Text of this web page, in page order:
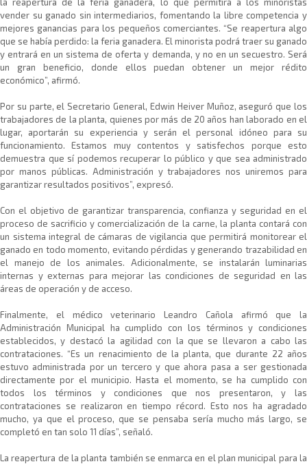
vender su ganado sin intermediarios, fomentando la libre competencia y
mejores ganancias para los pequeños comerciantes. “Se reapertura algo
que se había perdido: la feria ganadera. El minorista podrá traer su ganado
y entrará en un sistema de oferta y demanda, y no en un secuestro. Será
un gran beneficio, donde ellos puedan obtener un mejor rédito
económico”, afirmó.
Por su parte, el Secretario General, Edwin Heiver Muñoz, aseguró que los
trabajadores de la planta, quienes por más de 20 años han laborado en el
lugar, aportarán su experiencia y serán el personal idóneo para su
funcionamiento. Estamos muy contentos y satisfechos porque esto
demuestra que sí podemos recuperar lo público y que sea administrado
por manos públicas. Administración y trabajadores nos uniremos para
garantizar resultados positivos”, expresó.
Con el objetivo de garantizar transparencia, confianza y seguridad en el
proceso de sacrificio y comercialización de la carne, la planta contará con
un sistema integral de cámaras de vigilancia que permitirá monitorear el
ganado en todo momento, evitando pérdidas y generando trazabilidad en
el manejo de los animales. Adicionalmente, se instalarán luminarias
internas y externas para mejorar las condiciones de seguridad en las
áreas de operación y de acceso.
Finalmente, el médico veterinario Leandro Cañola afirmó que la
Administración Municipal ha cumplido con los términos y condiciones
establecidos, y destacó la agilidad con la que se llevaron a cabo las
contrataciones. “Es un renacimiento de la planta, que durante 22 años
estuvo administrada por un tercero y que ahora pasa a ser gestionada
directamente por el municipio. Hasta el momento, se ha cumplido con
todos los términos y condiciones que nos presentaron, y las
contrataciones se realizaron en tiempo récord. Esto nos ha agradado
mucho, ya que el proceso, que se pensaba sería mucho más largo, se
completó en tan solo 11 días”, señaló.
La reapertura de la planta también se enmarca en el plan municipal para la